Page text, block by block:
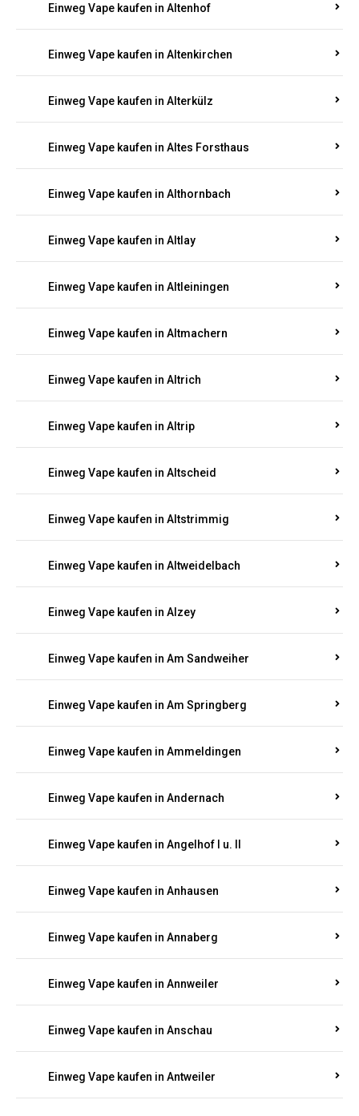
Einweg Vape kaufen in Altenhof
Einweg Vape kaufen in Altenkirchen
Einweg Vape kaufen in Alterkülz
Einweg Vape kaufen in Altes Forsthaus
Einweg Vape kaufen in Althornbach
Einweg Vape kaufen in Altlay
Einweg Vape kaufen in Altleiningen
Einweg Vape kaufen in Altmachern
Einweg Vape kaufen in Altrich
Einweg Vape kaufen in Altrip
Einweg Vape kaufen in Altscheid
Einweg Vape kaufen in Altstrimmig
Einweg Vape kaufen in Altweidelbach
Einweg Vape kaufen in Alzey
Einweg Vape kaufen in Am Sandweiher
Einweg Vape kaufen in Am Springberg
Einweg Vape kaufen in Ammeldingen
Einweg Vape kaufen in Andernach
Einweg Vape kaufen in Angelhof I u. II
Einweg Vape kaufen in Anhausen
Einweg Vape kaufen in Annaberg
Einweg Vape kaufen in Annweiler
Einweg Vape kaufen in Anschau
Einweg Vape kaufen in Antweiler